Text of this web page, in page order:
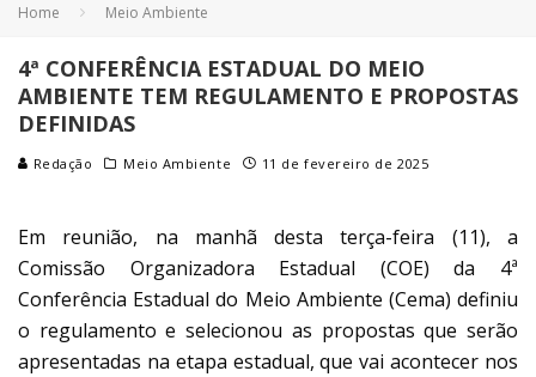
Home Meio Ambiente
4ª CONFERÊNCIA ESTADUAL DO MEIO
AMBIENTE TEM REGULAMENTO E PROPOSTAS
DEFINIDAS
Redação Meio Ambiente 11 de fevereiro de 2025
Em reunião, na manhã desta terça-feira (11), a
Comissão Organizadora Estadual (COE) da 4ª
Conferência Estadual do Meio Ambiente (Cema) definiu
o regulamento e selecionou as propostas que serão
apresentadas na etapa estadual, que vai acontecer nos